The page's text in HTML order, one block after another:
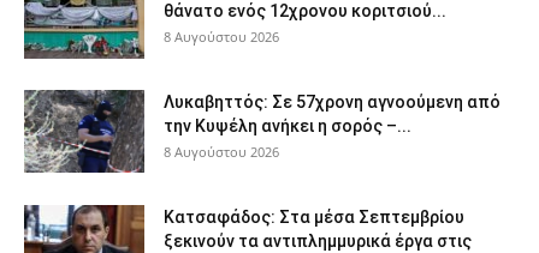
θάνατο ενός 12χρονου κοριτσιού...
8 Αυγούστου 2026
Λυκαβηττός: Σε 57χρονη αγνοούμενη από
την Κυψέλη ανήκει η σορός –...
8 Αυγούστου 2026
Κατσαφάδος: Στα μέσα Σεπτεμβρίου
ξεκινούν τα αντιπλημμυρικά έργα στις